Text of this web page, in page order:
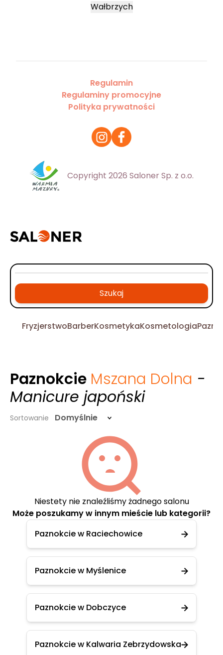
Wałbrzych
Regulamin
Regulaminy promocyjne
Polityka prywatności
Copyright 2026 Saloner Sp. z o.o.
Szukaj
FryzjerstwoBarberKosmetykaKosmetologia
Paznokcie Mszana Dolna -
Manicure japoński
Sortowanie Domyślnie
Niestety nie znaleźliśmy żadnego salonu
Może poszukamy w innym mieście lub kategorii?
Paznokcie w Raciechowice
Paznokcie w Myślenice
Paznokcie w Dobczyce
Paznokcie w Kalwaria Zebrzydowska